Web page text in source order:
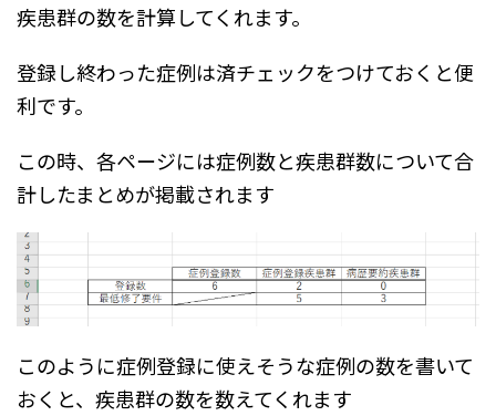
疾患群の数を計算してくれます。
登録し終わった症例は済チェックをつけておくと便
利です。
この時、各ページには症例数と疾患群数について合
計したまとめが掲載されます
このように症例登録に使えそうな症例の数を書いて
おくと、疾患群の数を数えてくれます